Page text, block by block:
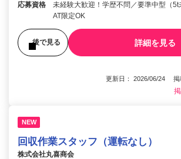
応募資格
未経験大歓迎！学歴不問／要準中型（
AT限定OK
後で見る 詳細を見る
更新日： 2026/06/24 掲
NEW
回収作業スタッフ（運転なし）
株式会社丸喜商会